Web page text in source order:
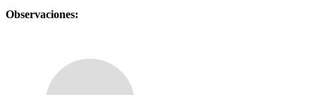
Observaciones: